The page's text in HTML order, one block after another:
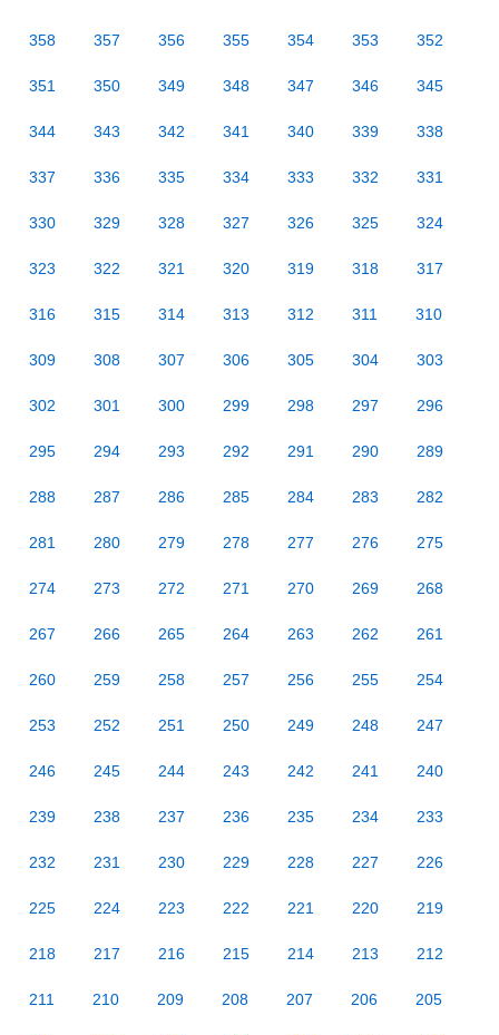
358 357 356 355 354 353 352
351 350 349 348 347 346 345
344 343 342 341 340 339 338
337 336 335 334 333 332 331
330 329 328 327 326 325 324
323 322 321 320 319 318 317
316 315 314 313 312 311 310
309 308 307 306 305 304 303
302 301 300 299 298 297 296
295 294 293 292 291 290 289
288 287 286 285 284 283 282
281 280 279 278 277 276 275
274 273 272 271 270 269 268
267 266 265 264 263 262 261
260 259 258 257 256 255 254
253 252 251 250 249 248 247
246 245 244 243 242 241 240
239 238 237 236 235 234 233
232 231 230 229 228 227 226
225 224 223 222 221 220 219
218 217 216 215 214 213 212
211 210 209 208 207 206 205